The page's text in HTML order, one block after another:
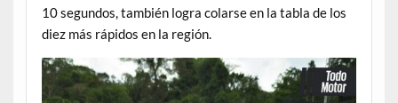
10 segundos, también logra colarse en la tabla de los
diez más rápidos en la región.